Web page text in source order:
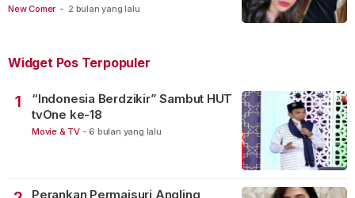
New Comer - 2 bulan yang lalu
Widget Pos Terpopuler
1
“Indonesia Berdzikir” Sambut HUT
tvOne ke-18
Movie & TV - 6 bulan yang lalu
Perankan Permaisuri Angling